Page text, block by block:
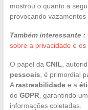
mostrou o quanto a
provocando
Também interessante :
sobre a privacidade e
O papel da CNIL ,
pessoais , é primordial
A rastreabilidadee a
do GDPR, garantindo
informações coletadas.